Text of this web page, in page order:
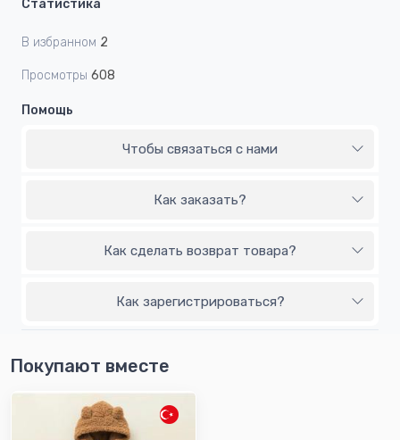
Статистика
В избранном 2
Просмотры 608
Помощь
Чтобы связаться с нами
Как заказать?
Как сделать возврат товара?
Как зарегистрироваться?
Покупают вместе